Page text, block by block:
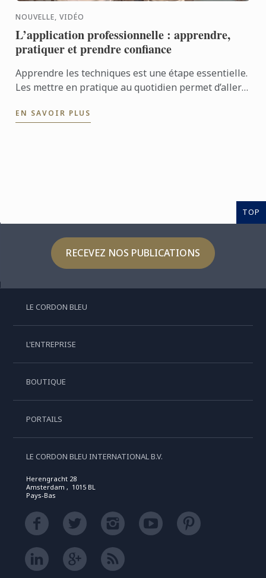
NOUVELLE, VIDÉO
L’application professionnelle : apprendre,
pratiquer et prendre confiance
Apprendre les techniques est une étape essentielle.
Les mettre en pratique au quotidien permet d’aller
les ...
EN SAVOIR PLUS
TOP
RECEVEZ NOS PUBLICATIONS
LE CORDON BLEU
L'ENTREPRISE
BOUTIQUE
PORTAILS
LE CORDON BLEU INTERNATIONAL B.V.
Herengracht 28
Amsterdam , 1015 BL
Pays-Bas